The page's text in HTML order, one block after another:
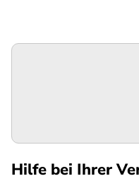
Podigee-
Hilfe bei Ihrer